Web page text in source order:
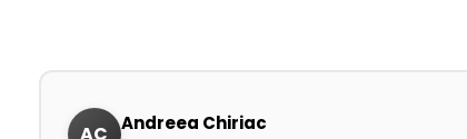
AC Andreea Chiriac